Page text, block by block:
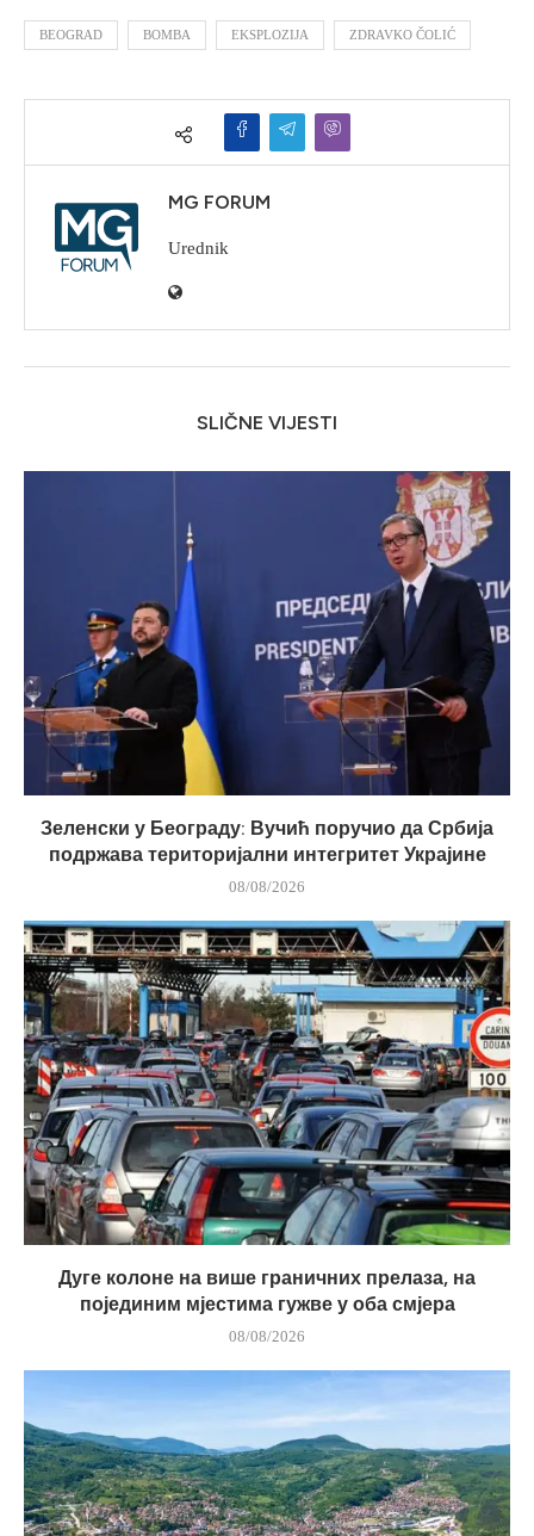
BEOGRAD BOMBA EKSPLOZIJA ZDRAVKO ČOLIĆ
MG FORUM
Urednik
SLIČNE VIJESTI
Зеленски у Београду: Вучић поручио да Србија
подржава територијални интегритет Украјине
08/08/2026
Дуге колоне на више граничних прелаза, на
појединим мјестима гужве у оба смјера
08/08/2026